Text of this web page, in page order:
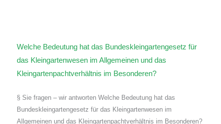
Welche Bedeutung hat das Bundeskleingartengesetz für
das Kleingartenwesen im Allgemeinen und das
Kleingartenpachtverhältnis im Besonderen?
§ Sie fragen – wir antworten Welche Bedeutung hat das
Bundeskleingartengesetz für das Kleingartenwesen im
Allgemeinen und das Kleingartenpachtverhältnis im Besonderen?